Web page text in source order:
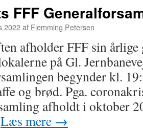
årets
Påskebanko
FFF
2022af Flemming Petersen
afholder FFF sin
på Gl.
begynder kl.
og brød. Pga.
afholdt i oktober
Læs mere →